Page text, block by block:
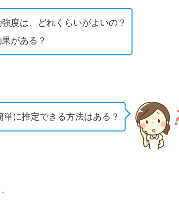
度は、どれくらいがよいの？
がある？
単に推定できる方法はある？